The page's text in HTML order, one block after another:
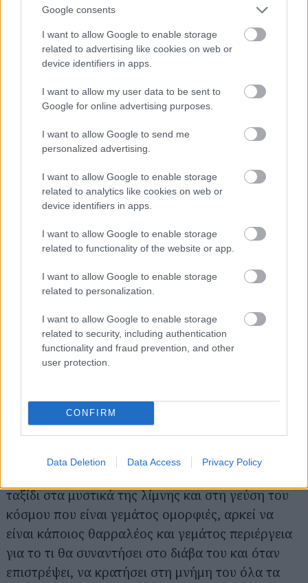
Google consents
I want to allow Google to enable storage
related to advertising like cookies on web or
device identifiers in apps.
I want to allow my user data to be sent to
Google for online advertising purposes.
I want to allow Google to send me
personalized advertising.
I want to allow Google to enable storage
related to analytics like cookies on web or
device identifiers in apps.
I want to allow Google to enable storage
related to functionality of the website or app.
I want to allow Google to enable storage
related to personalization.
I want to allow Google to enable storage
related to security, including authentication
functionality and fraud prevention, and other
user protection.
CONFIRM
Data Deletion Data Access Privacy Policy
ταξίδι στα μυστικά της λίμνης και στη γεύση του
κόσμου που είναι γεμάτος ομορφιές, αρκεί να
είναι κάποιος θαρραλέος και γεμάτος περιέργεια
για το τι θα συναντήσει στο διάβα του και όταν
επιστρέψει, να κρατήσει στη μνήμη του όλα τα